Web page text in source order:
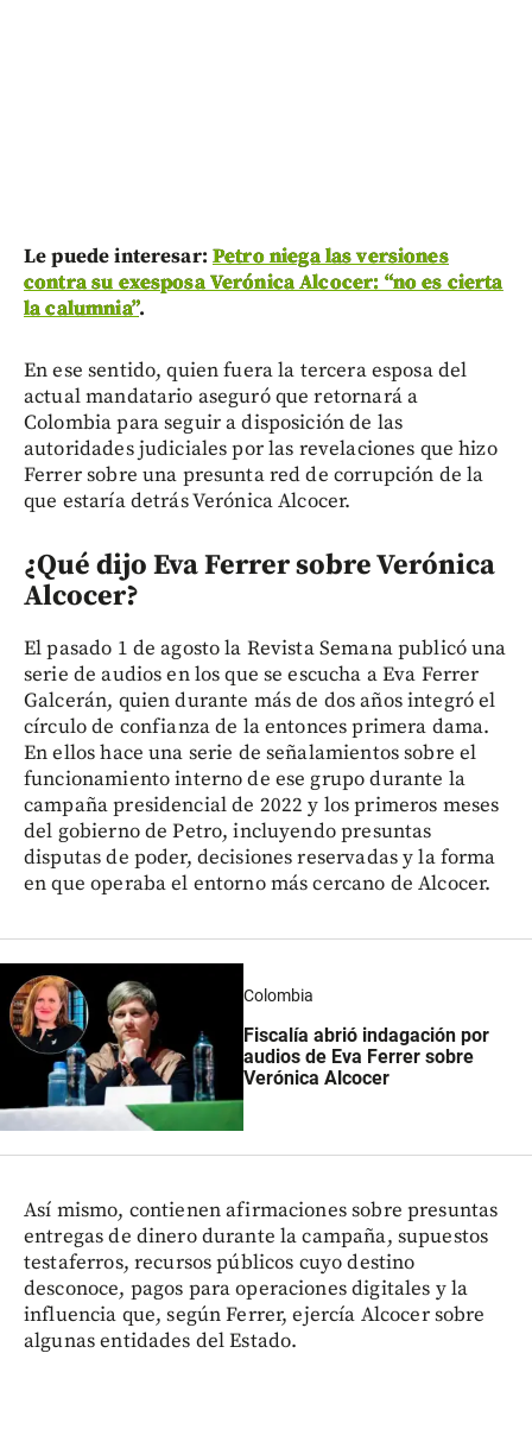
Le puede interesar: Petro niega las versiones
contra su exesposa Verónica Alcocer: “no es cierta
la calumnia”.
En ese sentido, quien fuera la tercera esposa del
actual mandatario aseguró que retornará a
Colombia para seguir a disposición de las
autoridades judiciales por las revelaciones que hizo
Ferrer sobre una presunta red de corrupción de la
que estaría detrás Verónica Alcocer.
¿Qué dijo Eva Ferrer sobre Verónica
Alcocer?
El pasado 1 de agosto la Revista Semana publicó una
serie de audios en los que se escucha a Eva Ferrer
Galcerán, quien durante más de dos años integró el
círculo de confianza de la entonces primera dama.
En ellos hace una serie de señalamientos sobre el
funcionamiento interno de ese grupo durante la
campaña presidencial de 2022 y los primeros meses
del gobierno de Petro, incluyendo presuntas
disputas de poder, decisiones reservadas y la forma
en que operaba el entorno más cercano de Alcocer.
Colombia
Fiscalía abrió indagación por
audios de Eva Ferrer sobre
Verónica Alcocer
Así mismo, contienen afirmaciones sobre presuntas
entregas de dinero durante la campaña, supuestos
testaferros, recursos públicos cuyo destino
desconoce, pagos para operaciones digitales y la
influencia que, según Ferrer, ejercía Alcocer sobre
algunas entidades del Estado.